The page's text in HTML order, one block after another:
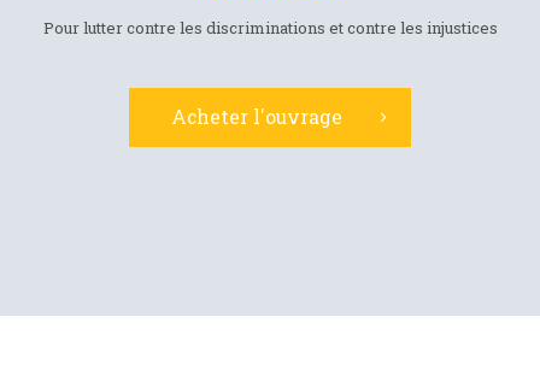
Pour lutter contre les discriminations et contre les injustices
Acheter l'ouvrage